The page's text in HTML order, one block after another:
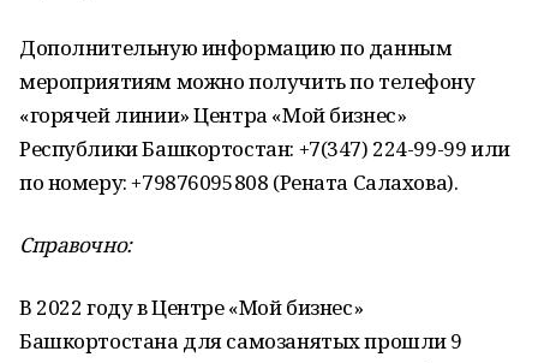
Дополнительную информацию по данным
мероприятиям можно получить по телефону
«горячей линии» Центра «Мой бизнес»
Республики Башкортостан: +7(347) 224-99-99 или
по номеру: +79876095808 (Рената Салахова).
Справочно:
В 2022 году в Центре «Мой бизнес»
Башкортостана для самозанятых прошли 9